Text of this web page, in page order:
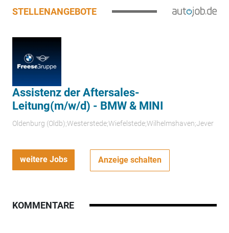
STELLENANGEBOTE
Assistenz der Aftersales-
Leitung(m/w/d) - BMW & MINI
Oldenburg (Oldb);Westerstede;Wiefelstede;Wilhelmshaven;Jever
weitere Jobs Anzeige schalten
KOMMENTARE